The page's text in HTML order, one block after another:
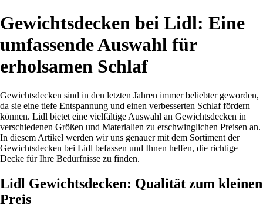
Gewichtsdecken bei Lidl: Eine
umfassende Auswahl für
erholsamen Schlaf
Gewichtsdecken sind in den letzten Jahren immer beliebter geworden,
da sie eine tiefe Entspannung und einen verbesserten Schlaf fördern
können. Lidl bietet eine vielfältige Auswahl an Gewichtsdecken in
verschiedenen Größen und Materialien zu erschwinglichen Preisen an.
In diesem Artikel werden wir uns genauer mit dem Sortiment der
Gewichtsdecken bei Lidl befassen und Ihnen helfen, die richtige
Decke für Ihre Bedürfnisse zu finden.
Lidl Gewichtsdecken: Qualität zum kleinen
Preis